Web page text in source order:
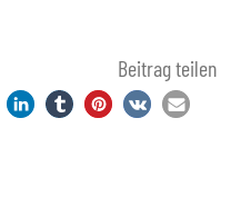
Beitrag teilen